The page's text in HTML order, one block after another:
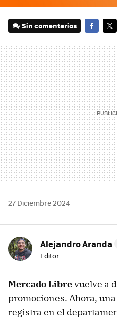
Sin comentarios
27 Diciembre 2024
Alejandro Aranda
Editor
Mercado Librevuelve a
promociones. Ahora,
registra en el